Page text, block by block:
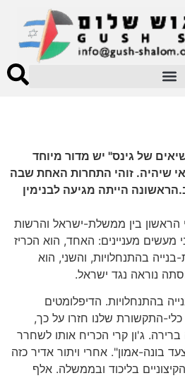
של גינס" יש מדור מיוחד
שיהיה. זוהי התחרות האחת שבה
הייתה מגיעה לבנימין
הראשון בין ממשלת-ישראל והרשות
מעשים מעניינים: האחד, הוא הכריז
בהתנחלויות, והשני, הוא
נוראה נגד ישראל.
בהתנחלויות. הדיפלומטים
כלי-התקשורת שלנו חזרו על כך,
ג'ון קרי הכריח אותו לשחרר
בונה-אמון". אחרי ויתור אדיר כזה
בליכוד ובממשלה. אלף